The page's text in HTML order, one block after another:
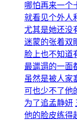
哪怕再来一个
就看见个外人
尤其是她还没
迷蒙的张着双
脸上也不知道
最邋遢的一面
虽然是被人家
可也少不了他
为了追孟静妍
他的脸皮练得